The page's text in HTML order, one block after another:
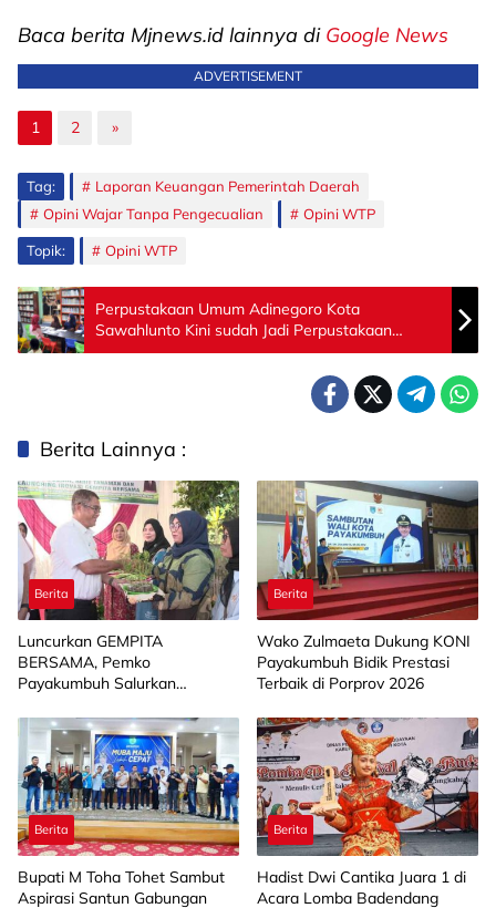
Baca berita Mjnews.id lainnya di Google News
ADVERTISEMENT
1 2 »
Tag:
Laporan Keuangan Pemerintah Daerah
Opini Wajar Tanpa Pengecualian
Opini WTP
Topik: Opini WTP
Perpustakaan Umum Adinegoro Kota
Sawahlunto Kini sudah Jadi Perpustakaan
Berbasis Inklusi Sosial
Berita Lainnya :
Berita
Luncurkan GEMPITA
BERSAMA, Pemko
Payakumbuh Salurkan
kepada 15 KWT
Berita
Wako Zulmaeta Dukung KONI
Payakumbuh Bidik Prestasi
Terbaik di Porprov 2026
Berita
Bupati M Toha Tohet Sambut
Aspirasi Santun Gabungan
Berita
Hadist Dwi Cantika Juara 1 di
Acara Lomba Badendang